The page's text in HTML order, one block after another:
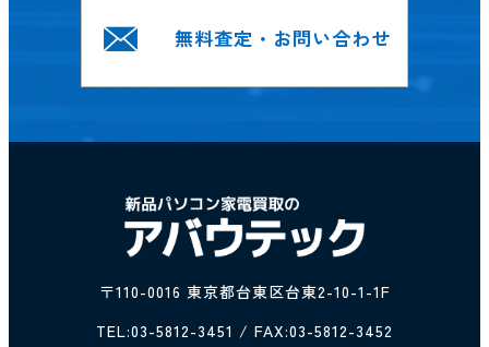
無料査定・お問い合わせ
〒110-0016 東京都台東区台東2-10-1-1F
TEL:03-5812-3451 / FAX:03-5812-3452